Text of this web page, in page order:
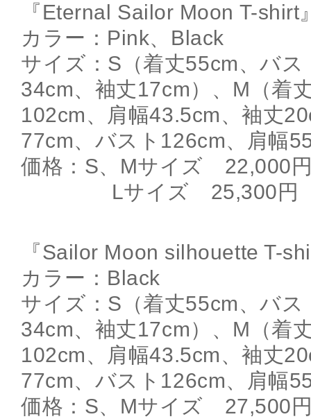
『Eternal Sailor Moon T-shirt
カラー：Pink、Black
サイズ：S（着丈55cm、バス
34cm、袖丈17cm）、M（着
102cm、肩幅43.5cm、袖丈
77cm、バスト126cm、肩幅
価格：S、Mサイズ 22,000
Lサイズ 25,300円（
『Sailor Moon silhouette T-
カラー：Black
サイズ：S（着丈55cm、バス
34cm、袖丈17cm）、M（着
102cm、肩幅43.5cm、袖丈
77cm、バスト126cm、肩幅
価格：S、Mサイズ 27,500